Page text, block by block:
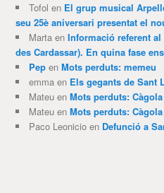
Tofol en El grup musical
seu 25è aniversari presentat el
Martaen Informació referent
des Cardassar). En quina fase
Pepen Mots perduts: memeu
emmaen Els gegants de Sant
Mateuen Mots perduts:
Mateuen Mots perduts:
Paco Leonicioen Defunció a